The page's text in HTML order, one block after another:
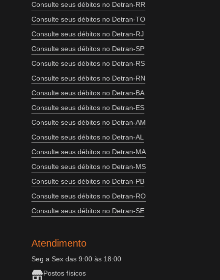
Consulte seus débitos no Detran-RR
Consulte seus débitos no Detran-TO
Consulte seus débitos no Detran-RJ
Consulte seus débitos no Detran-SP
Consulte seus débitos no Detran-RS
Consulte seus débitos no Detran-RN
Consulte seus débitos no Detran-BA
Consulte seus débitos no Detran-ES
Consulte seus débitos no Detran-AM
Consulte seus débitos no Detran-AL
Consulte seus débitos no Detran-MA
Consulte seus débitos no Detran-MS
Consulte seus débitos no Detran-PB
Consulte seus débitos no Detran-RO
Consulte seus débitos no Detran-SE
Atendimento
Seg a Sex das 9:00 às 18:00
Postos físicos